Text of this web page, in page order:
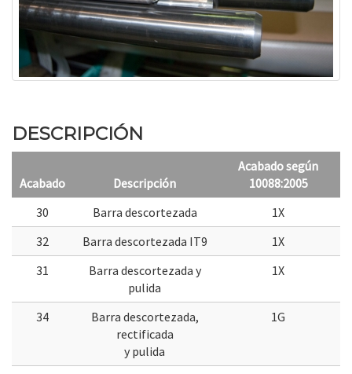
DESCRIPCIÓN
Acabado Descripción
Acabado según
10088:2005
30
Barra descortezada
1X
32
Barra descortezada IT9
1X
31
Barra descortezada y
pulida
1X
34
Barra descortezada,
rectificada
y pulida
1G